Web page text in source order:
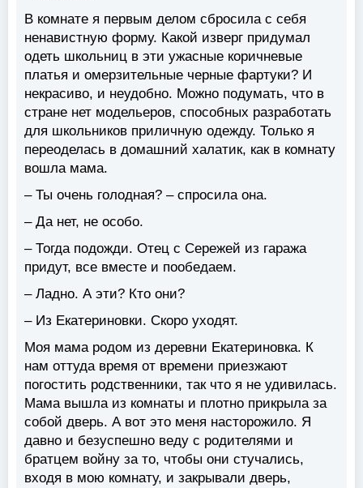
В комнате я первым делом сбросила с себя
ненавистную форму. Какой изверг придумал
одеть школьниц в эти ужасные коричневые
платья и омерзительные черные фартуки? И
некрасиво, и неудобно. Можно подумать, что в
стране нет модельеров, способных разработать
для школьников приличную одежду. Только я
переоделась в домашний халатик, как в комнату
вошла мама.
– Ты очень голодная? – спросила она.
– Да нет, не особо.
– Тогда подожди. Отец с Сережей из гаража
придут, все вместе и пообедаем.
– Ладно. А эти? Кто они?
– Из Екатериновки. Скоро уходят.
Моя мама родом из деревни Екатериновка. К
нам оттуда время от времени приезжают
погостить родственники, так что я не удивилась.
Мама вышла из комнаты и плотно прикрыла за
собой дверь. А вот это меня насторожило. Я
давно и безуспешно веду с родителями и
братцем войну за то, чтобы они стучались,
входя в мою комнату, и закрывали дверь,